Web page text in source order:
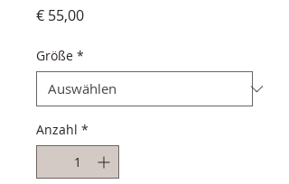
€ 55,00Preis
Größe *
Anzahl *